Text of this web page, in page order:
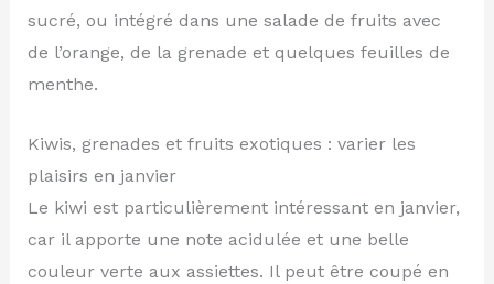
sucré, ou intégré dans une salade de fruits avec
de l’orange, de la grenade et quelques feuilles de
menthe.
Kiwis, grenades et fruits exotiques : varier les
plaisirs en janvier
Le kiwi est particulièrement intéressant en janvier,
car il apporte une note acidulée et une belle
couleur verte aux assiettes. Il peut être coupé en